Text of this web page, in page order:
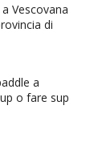
Vescovana
di
a
o fare sup